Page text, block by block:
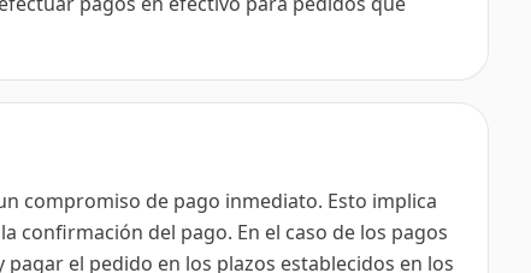
compromiso de pago inmediato. Esto implica
confirmación del pago. En el caso de los pagos
el pedido en los plazos establecidos en los